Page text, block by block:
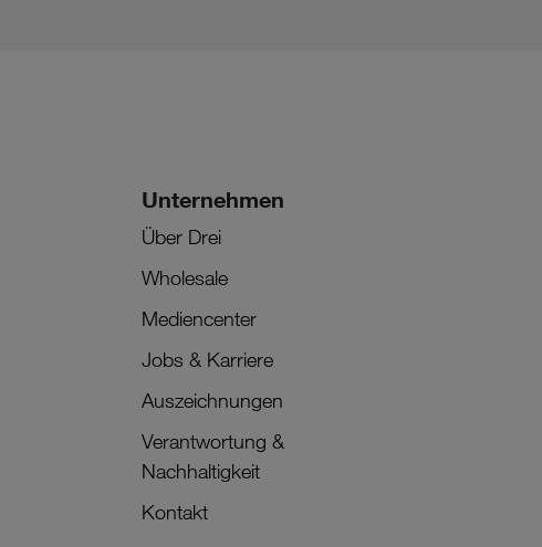
Unternehmen
Über Drei
Wholesale
Mediencenter
Jobs & Karriere
Auszeichnungen
Verantwortung &
Nachhaltigkeit
Kontakt